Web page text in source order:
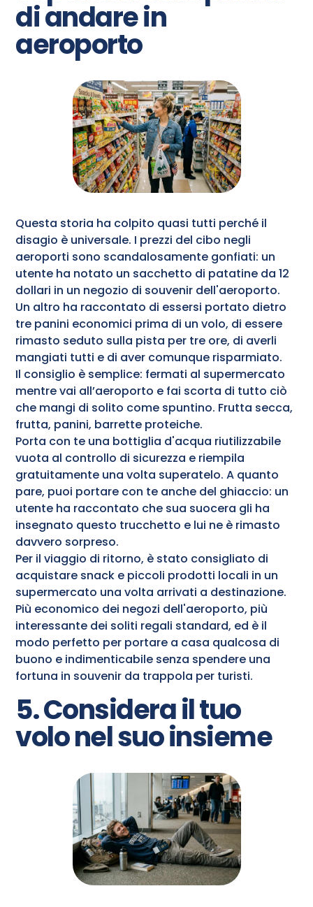
di andare in
aeroporto
Questa storia ha colpito quasi tutti perché il
disagio è universale. I prezzi del cibo negli
aeroporti sono scandalosamente gonfiati: un
utente ha notato un sacchetto di patatine da 12
dollari in un negozio di souvenir dell'aeroporto.
Un altro ha raccontato di essersi portato dietro
tre panini economici prima di un volo, di essere
rimasto seduto sulla pista per tre ore, di averli
mangiati tutti e di aver comunque risparmiato.
Il consiglio è semplice: fermati al supermercato
mentre vai all’aeroporto e fai scorta di tutto ciò
che mangi di solito come spuntino. Frutta secca,
frutta, panini, barrette proteiche.
Porta con te una bottiglia d'acqua riutilizzabile
vuota al controllo di sicurezza e riempila
gratuitamente una volta superatelo. A quanto
pare, puoi portare con te anche del ghiaccio: un
utente ha raccontato che sua suocera gli ha
insegnato questo trucchetto e lui ne è rimasto
davvero sorpreso.
Per il viaggio di ritorno, è stato consigliato di
acquistare snack e piccoli prodotti locali in un
supermercato una volta arrivati a destinazione.
Più economico dei negozi dell'aeroporto, più
interessante dei soliti regali standard, ed è il
modo perfetto per portare a casa qualcosa di
buono e indimenticabile senza spendere una
fortuna in souvenir da trappola per turisti.
5. Considera il tuo
volo nel suo insieme